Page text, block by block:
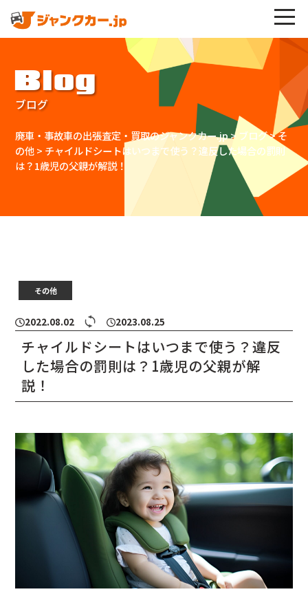
Blog
ブログ
廃車・事故車の出張査定・買取のジャンクカー.jp> ブログ>そ
の他> チャイルドシートはいつまで使う？違反した場合の罰則
は？1歳児の父親が解説！
その他
2022.08.02 2023.08.25
チャイルドシートはいつまで使う？違反
した場合の罰則は？1歳児の父親が解
説！